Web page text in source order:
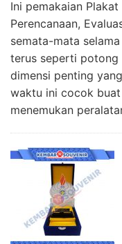
Ini pemakaian
Perencanaan,
semata-mata
terus seperti potong
dimensi penting
waktu ini cocok
menemukan